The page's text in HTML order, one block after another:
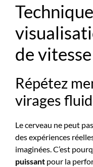
de vitesse
Répétez
virages
Le cerveau ne peut
des expériences
imaginées. C’est
puissant pour la